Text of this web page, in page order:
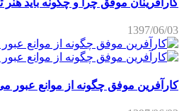
1397/06/03
کارآفرین موفق چگونه از موانع عبور